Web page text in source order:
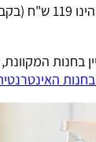
בחנות
בחנות